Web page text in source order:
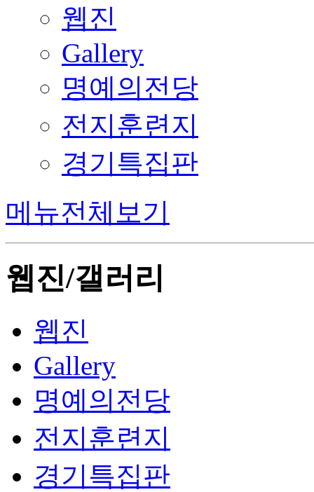
웹진
Gallery
명예의전당
전지훈련지
경기특집판
메뉴전체보기
웹진/갤러리
웹진
Gallery
명예의전당
전지훈련지
경기특집판